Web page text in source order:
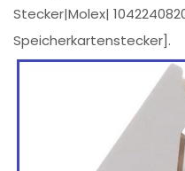
Stecker|Molex|
Speicherkartenstecker].